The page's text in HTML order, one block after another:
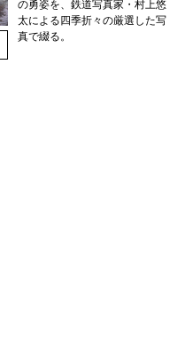
の勇姿を、鉄道写真家・村上悠
太による四季折々の厳選した写
真で綴る。